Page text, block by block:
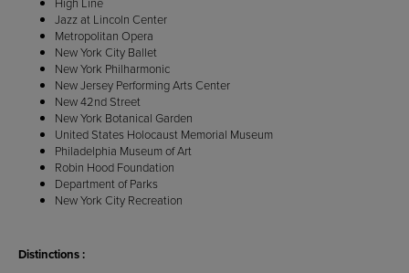
Jazz at Lincoln Center
Metropolitan Opera
New York City Ballet
New York Philharmonic
New Jersey Performing Arts Center
New 42nd Street
New York Botanical Garden
United States Holocaust Memorial Museum
Philadelphia Museum of Art
Robin Hood Foundation
Department of Parks
New York City Recreation
Distinctions :